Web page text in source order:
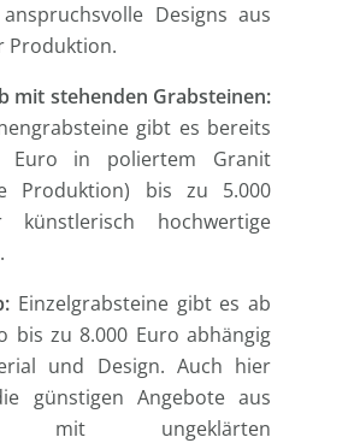
Designs aus
Produktion.
mit stehenden Grabsteinen:
gibt es bereits
Euro in poliertem Granit
Produktion) bis zu 5.000
hochwertige
Einzelgrabsteine gibt es ab
bis zu 8.000 Euro abhängig
und Design. Auch hier
günstigen Angebote aus
mit ungeklärten